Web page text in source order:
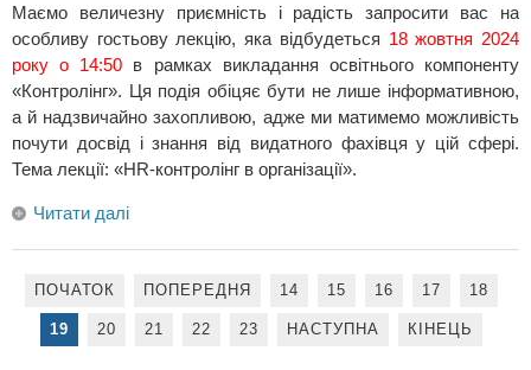
Маємо величезну приємність і радість запросити вас на
особливу гостьову лекцію, яка відбудеться 18 жовтня 2024
року о 14:50 в рамках викладання освітнього компоненту
«Контролінг». Ця подія обіцяє бути не лише інформативною,
а й надзвичайно захопливою, адже ми матимемо можливість
почути досвід і знання від видатного фахівця у цій сфері.
Тема лекції: «HR-контролінг в організації».
Читати далі
ПОЧАТОК ПОПЕРЕДНЯ 14 15 16 17 18
19 20 21 22 23 НАСТУПНА КІНЕЦЬ